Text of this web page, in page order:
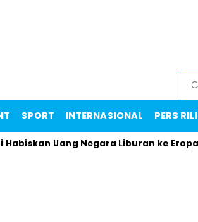
SPORT INTERNASIONAL PERS
Uang Negara Liburan ke Eropa